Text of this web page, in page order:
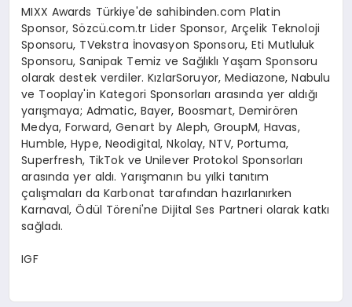
MIXX Awards Türkiye'de sahibinden.com Platin
Sponsor, Sözcü.com.tr Lider Sponsor, Arçelik Teknoloji
Sponsoru, TVekstra İnovasyon Sponsoru, Eti Mutluluk
Sponsoru, Sanipak Temiz ve Sağlıklı Yaşam Sponsoru
olarak destek verdiler. KızlarSoruyor, Mediazone, Nabulu
ve Tooplay'in Kategori Sponsorları arasında yer aldığı
yarışmaya; Admatic, Bayer, Boosmart, Demirören
Medya, Forward, Genart by Aleph, GroupM, Havas,
Humble, Hype, Neodigital, Nkolay, NTV, Portuma,
Superfresh, TikTok ve Unilever Protokol Sponsorları
arasında yer aldı. Yarışmanın bu yılki tanıtım
çalışmaları da Karbonat tarafından hazırlanırken
Karnaval, Ödül Töreni'ne Dijital Ses Partneri olarak katkı
sağladı.
IGF